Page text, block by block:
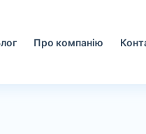
Про компанію